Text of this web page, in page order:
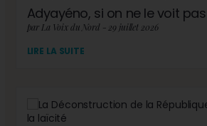
Adyayéno, si on ne le voit pas
par La Voix du Nord - 29 juillet 2026
LIRE LA SUITE